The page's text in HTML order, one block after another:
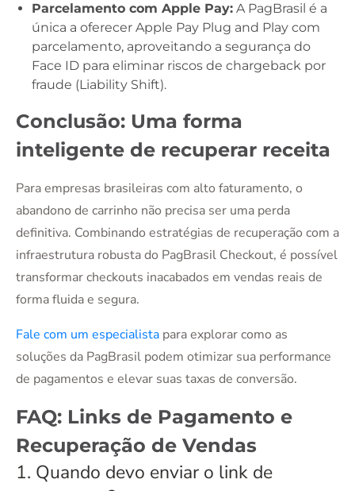
Parcelamento com Apple Pay: A PagBrasil é a
única a oferecer Apple Pay Plug and Play com
parcelamento, aproveitando a segurança do
Face ID para eliminar riscos de chargeback por
fraude (Liability Shift).
Conclusão: Uma forma
inteligente de recuperar receita
Para empresas brasileiras com alto faturamento, o
abandono de carrinho não precisa ser uma perda
definitiva. Combinando estratégias de recuperação com a
infraestrutura robusta do PagBrasil Checkout, é possível
transformar checkouts inacabados em vendas reais de
forma fluida e segura.
Fale com um especialista para explorar como as
soluções da PagBrasil podem otimizar sua performance
de pagamentos e elevar suas taxas de conversão.
FAQ: Links de Pagamento e
Recuperação de Vendas
1. Quando devo enviar o link de